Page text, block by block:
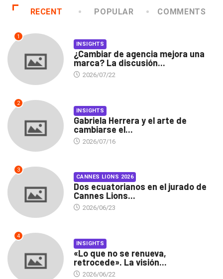
RECENT POPULAR COMMENTS
1
INSIGHTS
¿Cambiar de agencia mejora una
marca? La discusión...
2026/07/22
2
INSIGHTS
Gabriela Herrera y el arte de
cambiarse el...
2026/07/16
3
CANNES LIONS 2026
Dos ecuatorianos en el jurado de
Cannes Lions...
2026/06/23
4
INSIGHTS
«Lo que no se renueva,
retrocede». La visión...
2026/06/22